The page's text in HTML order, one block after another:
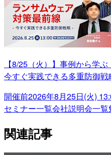
【8/25（火）】事例から学
今すぐ実践できる多重防御戦
開催前2026年8月25日(火)
セミナー一覧会社説明会一覧
関連記事